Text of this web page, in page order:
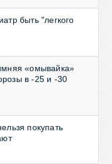
быть "легкого
«омывайка»
в -25 и -30
покупать